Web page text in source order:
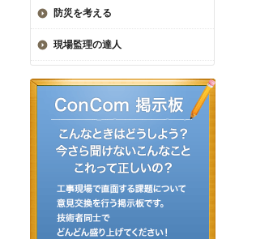
防災を考える
現場監理の達人